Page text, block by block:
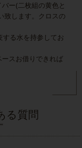
ー(二枚組の黄色と
致します。クロスの
する水を持参してお
スお借りできれば
る質問